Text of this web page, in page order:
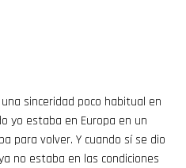
sinceridad poco habitual en
yo estaba en Europa en un
para volver. Y cuando sí se dio
no estaba en las condiciones